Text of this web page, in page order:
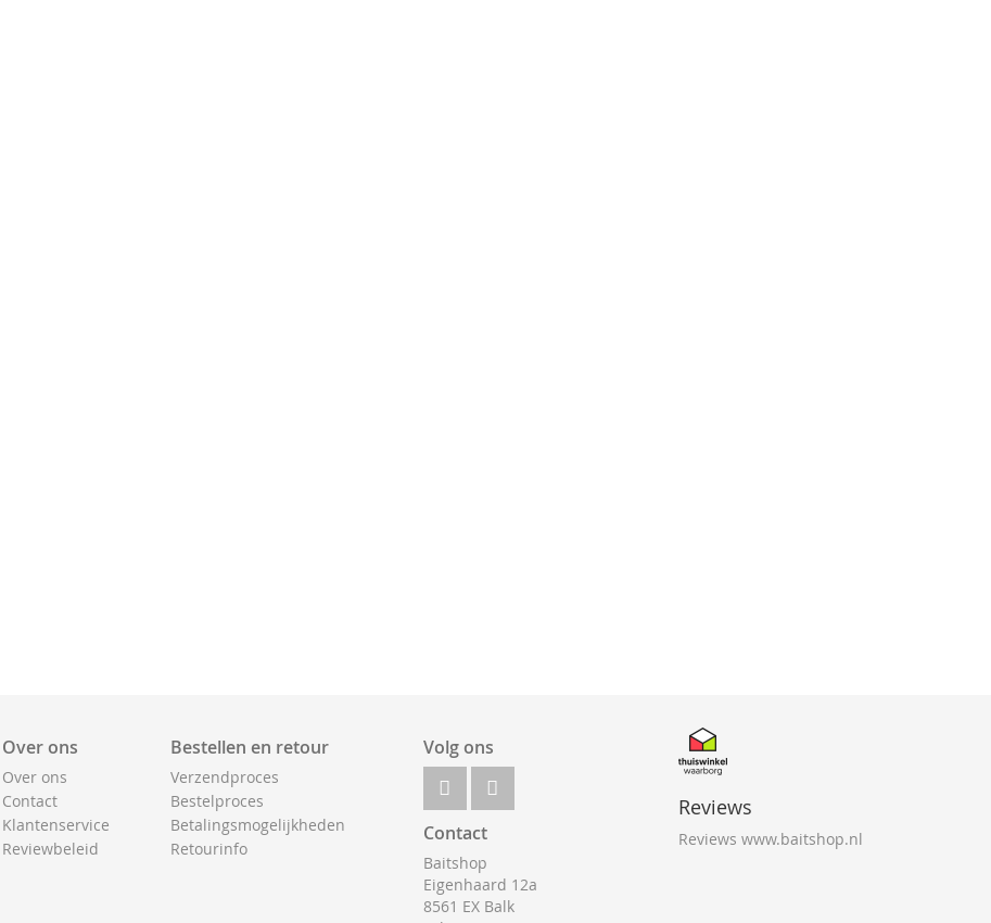
Over ons
Over ons
Contact
Klantenservice
Reviewbeleid
Bestellen en retour
Verzendproces
Bestelproces
Betalingsmogelijkheden
Retourinfo
Volg ons
Contact
Baitshop
Eigenhaard 12a
8561 EX Balk
Reviews
Reviews www.baitshop.nl